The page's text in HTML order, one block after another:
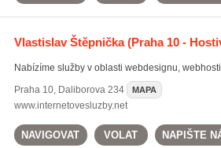
Vlastislav Štěpnička(Praha 10 -
Nabízíme služby v oblasti webdesignu,
Praha 10, Daliborova 234 MAPA
www.internetovesluzby.net
NAVIGOVAT VOLAT NAPIŠTE